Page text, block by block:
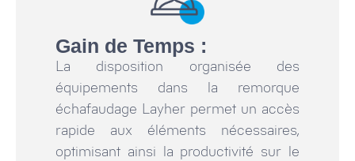
Gain de Temps :
La disposition organisée des
équipements dans la remorque
échafaudage Layher permet un accès
rapide aux éléments nécessaires,
optimisant ainsi la productivité sur le